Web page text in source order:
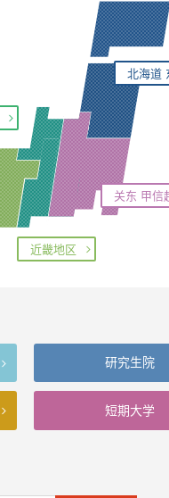
北海道
关东 甲信
近畿地区
研究生院
短期大学